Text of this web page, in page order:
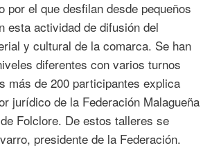
por el que desfilan desde pequeños
esta actividad de difusión del
y cultural de la comarca. Se han
diferentes con varios turnos
más de 200 participantes explica
jurídico de la Federación Malagueña
Folclore. De estos talleres se
presidente de la Federación.